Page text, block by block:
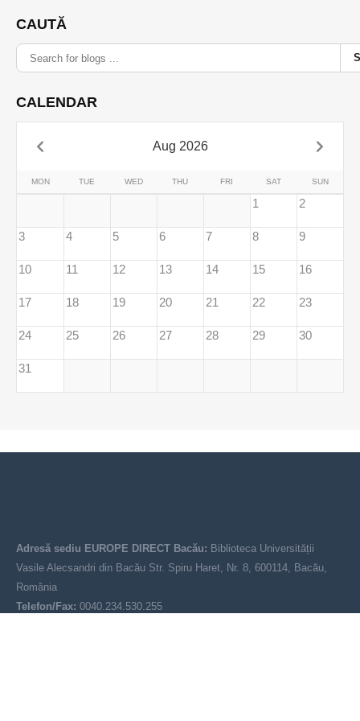
CAUTĂ
CALENDAR
Aug 2026
MON TUE WED THU FRI SAT SUN
1 2
3 4 5 6 7 8 9
10 11 12 13 14 15 16
17 18 19 20 21 22 23
24 25 26 27 28 29 30
31
Adresă sediu EUROPE DIRECT Bacău: Biblioteca Universității
Vasile Alecsandri din Bacău Str. Spiru Haret, Nr. 8, 600114, Bacău,
România
Telefon/Fax: 0040.234.530.255